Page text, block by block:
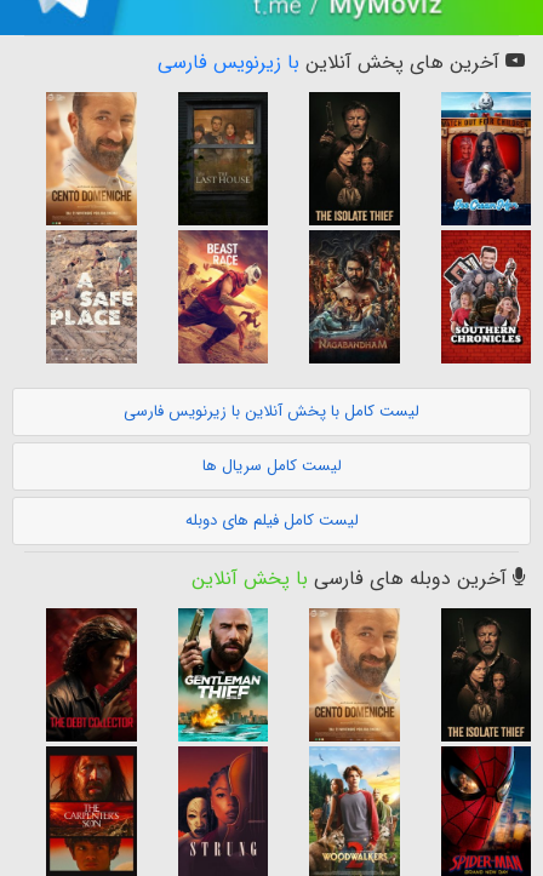
آخرین های پخش آنلاین با زیرنویس فارسی
لیست کامل با پخش آنلاین با زیرنویس فارسی
لیست کامل سریال ها
لیست کامل فیلم های دوبله
آخرین دوبله های فارسی با پخش آنلاین